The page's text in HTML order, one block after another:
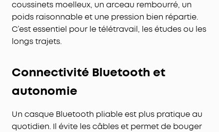
coussinets moelleux, un arceau rembourré, un
poids raisonnable et une pression bien répartie.
C’est essentiel pour le télétravail, les études ou les
longs trajets.
Connectivité Bluetooth et
autonomie
Un casque Bluetooth pliable est plus pratique au
quotidien. Il évite les câbles et permet de bouger